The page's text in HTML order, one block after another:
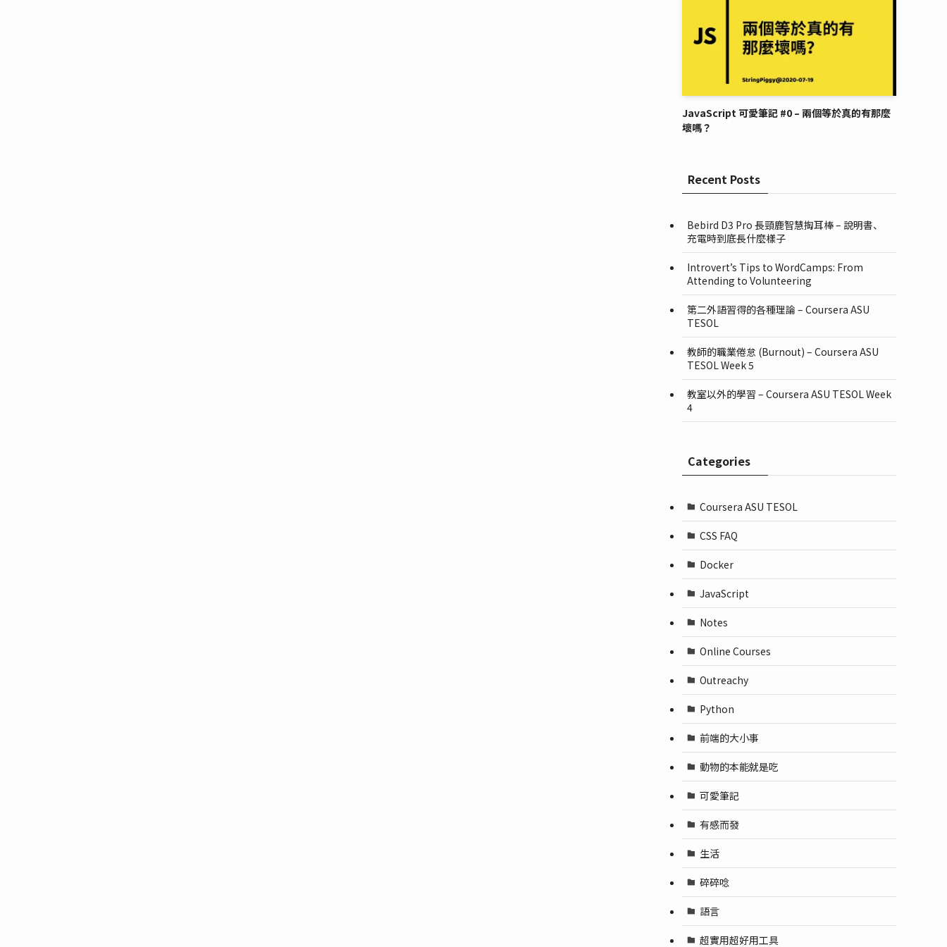
JavaScript 可愛筆記 #0 – 兩個等於真的有那麼
壞嗎？
Recent Posts
Bebird D3 Pro 長頸鹿智慧掏耳棒 – 說明書、
充電時到底長什麼樣子
Introvert’s Tips to WordCamps: From
Attending to Volunteering
第二外語習得的各種理論 – Coursera ASU
TESOL
教師的職業倦怠 (Burnout) – Coursera ASU
TESOL Week 5
教室以外的學習 – Coursera ASU TESOL Week
4
Categories
Coursera ASU TESOL
CSS FAQ
Docker
JavaScript
Notes
Online Courses
Outreachy
Python
前端的大小事
動物的本能就是吃
可愛筆記
有感而發
生活
碎碎唸
語言
超實用超好用工具